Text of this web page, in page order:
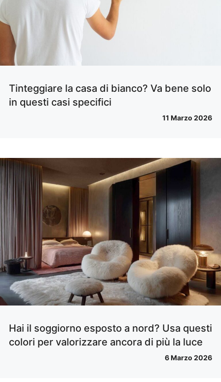
Tinteggiare la casa di bianco? Va bene solo
in questi casi specifici
11 Marzo 2026
Hai il soggiorno esposto a nord? Usa questi
colori per valorizzare ancora di più la luce
6 Marzo 2026